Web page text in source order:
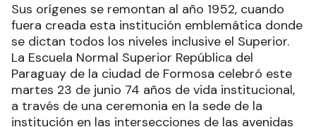
Sus orígenes se remontan al año 1952, cuando
fuera creada esta institución emblemática donde
se dictan todos los niveles inclusive el Superior.
La Escuela Normal Superior República del
Paraguay de la ciudad de Formosa celebró este
martes 23 de junio 74 años de vida institucional,
a través de una ceremonia en la sede de la
institución en las intersecciones de las avenidas